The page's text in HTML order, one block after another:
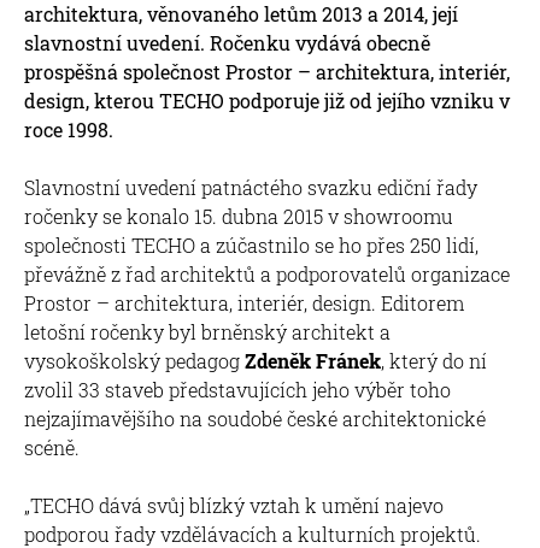
architektura, věnovaného letům 2013 a 2014, její
slavnostní uvedení. Ročenku vydává obecně
prospěšná společnost Prostor – architektura, interiér,
design, kterou TECHO podporuje již od jejího vzniku v
roce 1998.
Slavnostní uvedení patnáctého svazku ediční řady
ročenky se konalo 15. dubna 2015 v showroomu
společnosti TECHO a zúčastnilo se ho přes 250 lidí,
převážně z řad architektů a podporovatelů organizace
Prostor – architektura, interiér, design. Editorem
letošní ročenky byl brněnský architekt a
vysokoškolský pedagogZdeněk Fránek, který do ní
zvolil 33 staveb představujících jeho výběr toho
nejzajímavějšího na soudobé české architektonické
scéně.
„TECHO dává svůj blízký vztah k umění najevo
podporou řady vzdělávacích a kulturních projektů.